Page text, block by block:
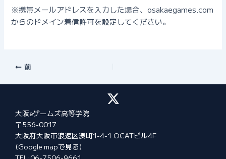
※携帯メールアドレスを入力した場合、osakaegames.com
からのドメイン着信許可を設定してください。
Post 前
大阪eゲームズ高等学院
〒556-0017
大阪府大阪市浪速区湊町1-4-1 OCATビル4F
(Google mapで見る)